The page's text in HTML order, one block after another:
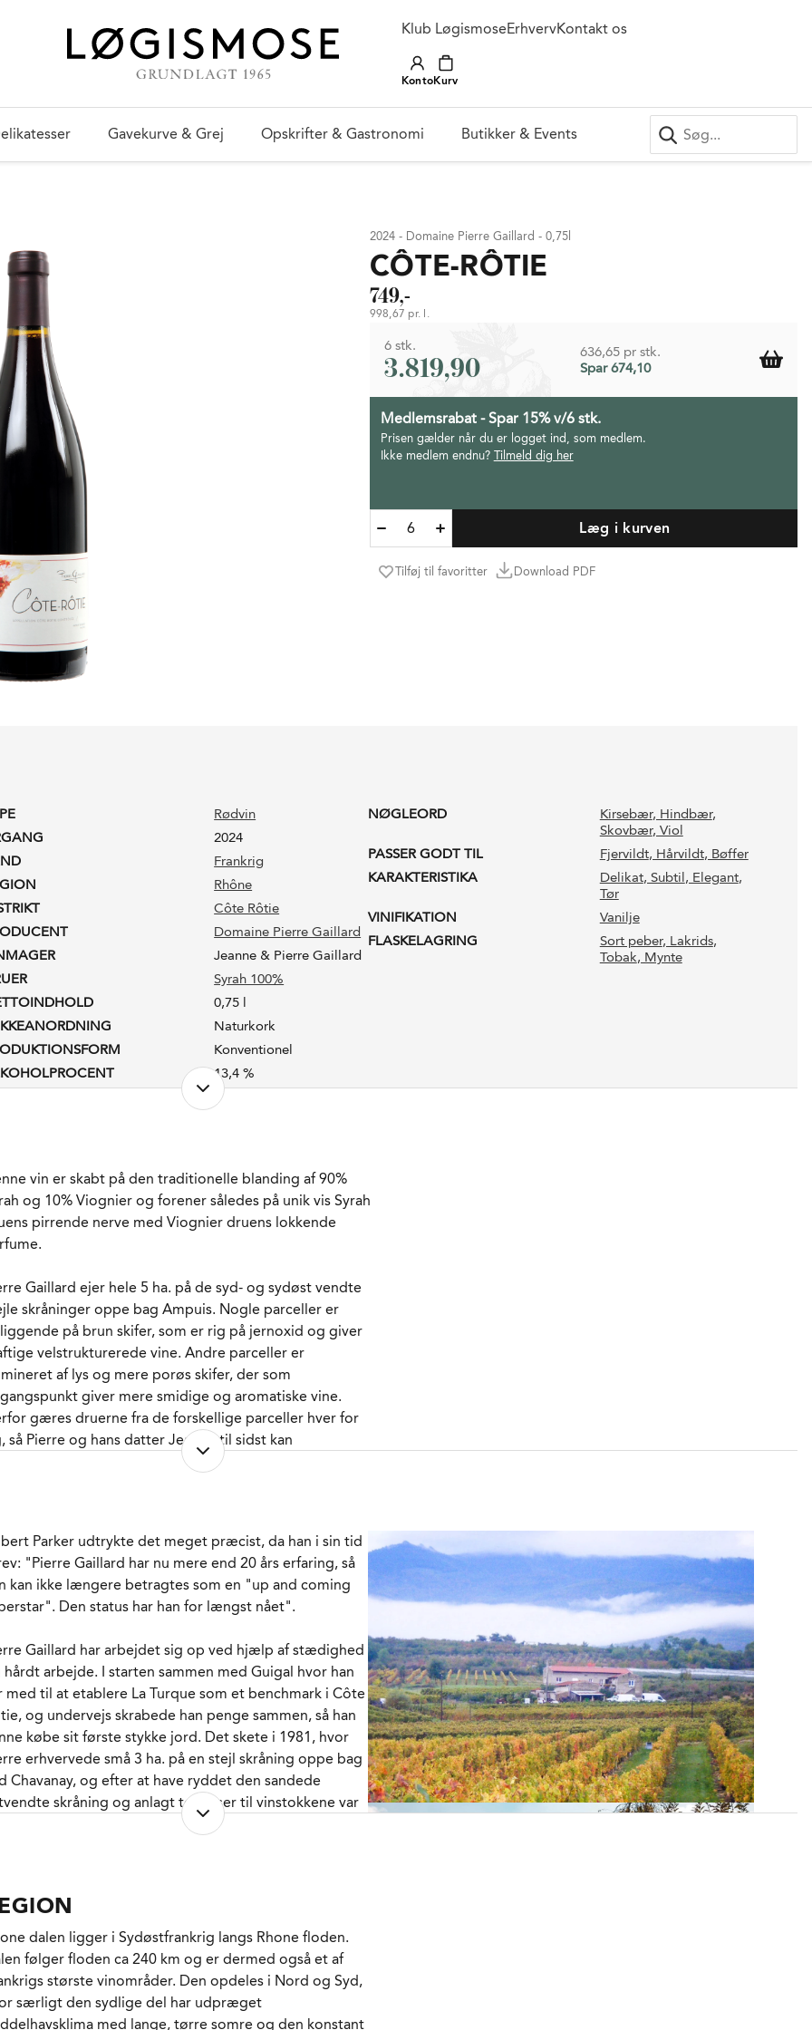
Klub LøgismoseErhvervKontakt os
KontoKurv
Gavekurve & Grej Opskrifter & Gastronomi Butikker & Events
2024 - Domaine Pierre Gaillard - 0,75l
CÔTE-RÔTIE
749,-
998,67 pr. l.
6 stk.
3.819,90
636,65 pr stk.
Spar 674,10
Medlemsrabat - Spar 15% v/6 stk.
Prisen gælder når du er logget ind, som medlem.
Ikke medlem endnu? Tilmeld dig her
Læg i kurven
Tilføj til favoritter Download PDF
Rødvin
2024
Frankrig
Rhône
Côte Rôtie
Domaine Pierre Gaillard
Jeanne & Pierre Gaillard
Syrah 100%
0,75 l
Naturkork
Konventionel
13,4 %
1,5 g/l
HOLDBARHED
8-12 år fra høståret.
TEMPERATUR
15 - 17°C
Flaske (75 cl)
NØGLEORD Kirsebær, Hindbær,
Skovbær, Viol
PASSER GODT TIL
Fjervildt, Hårvildt, Bøffer
KARAKTERISTIKA
Delikat, Subtil, Elegant,
Tør
VINIFIKATION
Vanilje
FLASKELAGRING
Sort peber, Lakrids,
Tobak, Mynte
vin er skabt på den traditionelle blanding af 90%
og 10% Viognier og forener således på unik vis Syrah
pirrende nerve med Viognier druens lokkende
Gaillard ejer hele 5 ha. på de syd- og sydøst vendte
skråninger oppe bag Ampuis. Nogle parceller er
på brun skifer, som er rig på jernoxid og giver
velstrukturerede vine. Andre parceller er
af lys og mere porøs skifer, der som
giver mere smidige og aromatiske vine.
gæres druerne fra de forskellige parceller hver for
så Pierre og hans datter Jeanne til sidst kan
en cuvée, som bliver rigere og mere
foretages en soignering af drueklaserne, når de
til vingården og endnu en efter alle stilke er
Herefter knuses druerne ganske let og
får de lov til at udvikle deres aromaer ved
10 grader i op til en uge forud for den alkoholiske
uden fremmede gærstammer i rustfrit stål. Herefter
vinen 18 måneder på egefade fra Allier og Nevers
nye og 50% én, to eller tre gange brugte) inden den
cuvée sammenstikkes, filtreres ganske let og
på flaske.
duft rig på sorte kirsebær, blomster, hindbær,
kakao, viol og peber. Flot vitalitet på paletten, på én
alvorlig og legende, sky og udfarende, udfordrende
kulissen. Sød tobak, chokolade og kanel bærer
igennem. Æterisk og hedonistisk med en
vi ikke tøver med at kalde burgundisk.
kan hjælpes på vej med en dekantering forud for
i familiens største glas. Prøv den til ryg af
pikeret med sorte trøfler eller rådyrkølle med
Parker udtrykte det meget præcist, da han i sin tid
"Pierre Gaillard har nu mere end 20 års erfaring, så
kan ikke længere betragtes som en "up and coming
Den status har han for længst nået".
Gaillard har arbejdet sig op ved hjælp af stædighed
hårdt arbejde. I starten sammen med Guigal hvor han
med til at etablere La Turque som et benchmark i Côte
og undervejs skrabede han penge sammen, så han
købe sit første stykke jord. Det skete i 1981, hvor
erhvervede små 3 ha. på en stejl skråning oppe bag
Chavanay, og efter at have ryddet den sandede
skråning og anlagt terrasser til vinstokkene var
der skulle blive til "Clos de Cuminaille", en realitet.
skabt på et spændende miks af frugten fra egne
lejede vinmarker kombineret med frugten fra
druedyrkere.
potentialet mødes i kælderen som ligger udenfor
Malleval højt oppe på skråningerne langs
dalen ligger i Sydøstfrankrig langs Rhone floden.
følger floden ca 240 km og er dermed også et af
største vinområder. Den opdeles i Nord og Syd,
særligt den sydlige del har udpræget
med lange, tørre somre og den konstant